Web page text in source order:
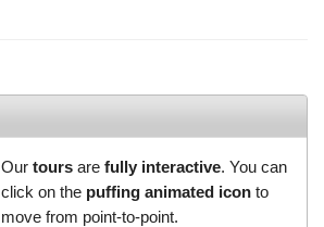
Ourtours arefully interactive. You can
click on the puffing animated icon to
move from point-to-point.